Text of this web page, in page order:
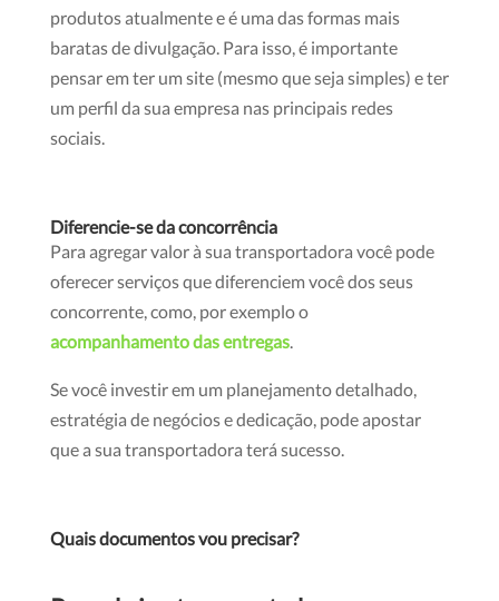
produtos atualmente e é uma das formas mais
baratas de divulgação. Para isso, é importante
pensar em ter um site (mesmo que seja simples) e ter
um perfil da sua empresa nas principais redes
sociais.
Diferencie-se da concorrência
Para agregar valor à sua transportadora você pode
oferecer serviços que diferenciem você dos seus
concorrente, como, por exemplo o
acompanhamento das entregas.
Se você investir em um planejamento detalhado,
estratégia de negócios e dedicação, pode apostar
que a sua transportadora terá sucesso.
Quais documentos vou precisar?